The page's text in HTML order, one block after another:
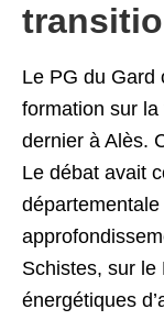
Le PG du Gard
formation sur
dernier à Alès.
Le débat avait
Schistes, sur le
énergétiques